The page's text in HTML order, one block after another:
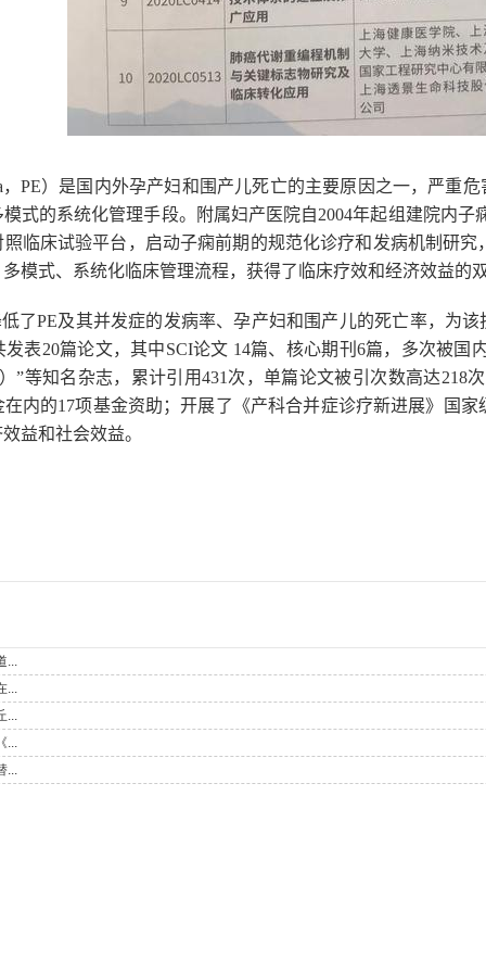
， PE）是国内外孕产妇和围产儿死亡的主要原因之一，严重
式的系统化管理手段。
附属妇产医院自2004年起组建院内子
临床试验平台，启动子痫前期的规范化诊疗和发病机制研
模式、系统化临床管理流程，获得了临床疗效和经济效益的
了PE及其并发症的发病率、孕产妇和围产儿的死亡率，为
发表20篇论文，其中SCI论文 14篇、核心期刊 6篇，多次被国
”等知名杂志，累计引用431 次，单篇论文被引次数高达218
在内的17项基金资助；开展了《产科合并症诊疗新进展》国家
益和社会效益。